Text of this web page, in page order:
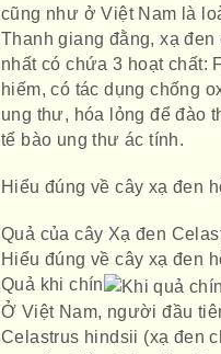
cũng như ở Việt Nam là
Thanh giang đằng, xạ
nhất có chứa 3 hoạt chất:
hiếm, có tác dụng chống
ung thư, hóa lỏng để đào
tế bào ung thư ác tính.
Hiểu đúng về cây xạ đen
Quả của cây Xạ đen
Hiểu đúng về cây xạ đen
Quả khi chín
Ở Việt Nam, người đầu
Celastrus hindsii (xạ đen